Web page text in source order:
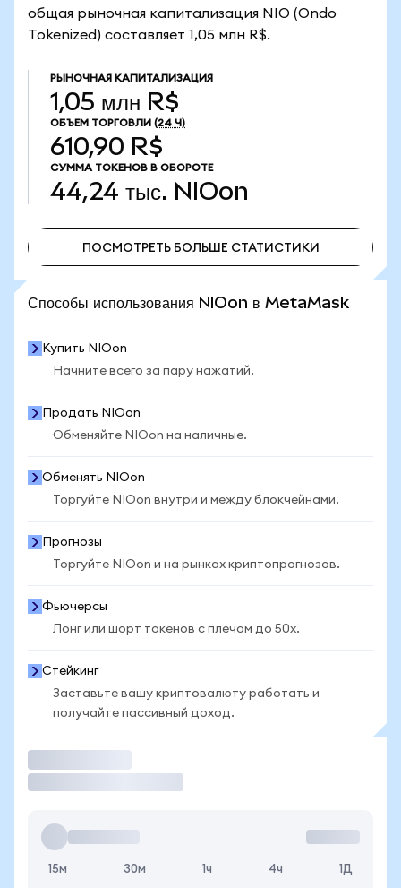
общая рыночная капитализация NIO (Ondo
Tokenized) составляет 1,05 млн R$.
РЫНОЧНАЯ КАПИТАЛИЗАЦИЯ
1,05 млн R$
ОБЪЕМ ТОРГОВЛИ (24 Ч)
610,90 R$
СУММА ТОКЕНОВ В ОБОРОТЕ
44,24 тыс. NIOon
ПОСМОТРЕТЬ БОЛЬШЕ СТАТИСТИКИ
Способы использования NIOon в MetaMask
Купить NIOon
Начните всего за пару нажатий.
Продать NIOon
Обменяйте NIOon на наличные.
Обменять NIOon
Торгуйте NIOon внутри и между блокчейнами.
Прогнозы
Торгуйте NIOon и на рынках криптопрогнозов.
Фьючерсы
Лонг или шорт токенов с плечом до 50x.
Стейкинг
Заставьте вашу криптовалюту работать и
получайте пассивный доход.
15м 30м 1ч 4ч 1Д